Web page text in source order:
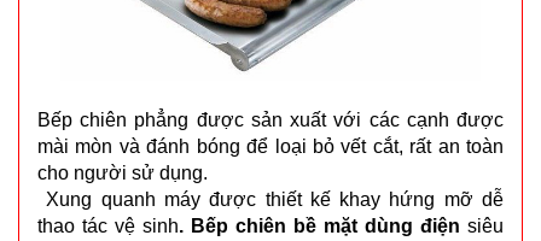
Bếp chiên phẳng được sản xuất với các cạnh được
mài mòn và đánh bóng để loại bỏ vết cắt, rất an toàn
cho người sử dụng.
Xung quanh máy được thiết kế khay hứng mỡ dễ
thao tác vệ sinh. Bếp chiên bề mặt dùng điện siêu